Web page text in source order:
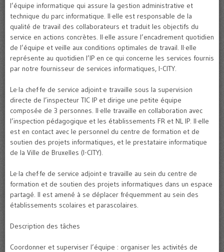
l’équipe informatique qui assure la gestion administrative et
technique du parc informatique. Il·elle est responsable de la
qualité de travail des collaborateurs et traduit les objectifs du
service en actions concrètes. Il·elle assure l’encadrement quotidien
de l’équipe et veille aux conditions optimales de travail. Il·elle
représente au quotidien l’IP en ce qui concerne les services fournis
par notre fournisseur de services informatiques, I-CITY.
Le·la chef·fe de service adjoint·e travaille sous la supervision
directe de l’inspecteur TIC IP et dirige une petite équipe
composée de 3 personnes. Il·elle travaille en collaboration avec
l’inspection pédagogique et les établissements FR et NL IP. Il·elle
est en contact avec le personnel du centre de formation et de
soutien des projets informatiques, et le prestataire informatique
de la Ville de Bruxelles (I-CITY).
Le·la chef·fe de service adjoint·e travaille au sein du centre de
formation et de soutien des projets informatiques dans un espace
partagé. Il est amené à se déplacer fréquemment au sein des
établissements scolaires et parascolaires.
Description des tâches
Coordonner et superviser l’équipe : organiser les activités de